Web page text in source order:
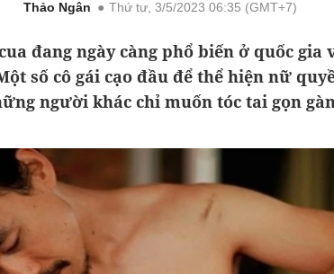
Thảo Ngân Thứ tư, 3/5/2023 06:35 (GMT+7)
đang ngày càng phổ biến ở quốc gia
số cô gái cạo đầu để thể hiện nữ
người khác chỉ muốn tóc tai gọn